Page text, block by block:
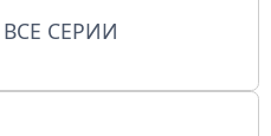
СЕРИИ